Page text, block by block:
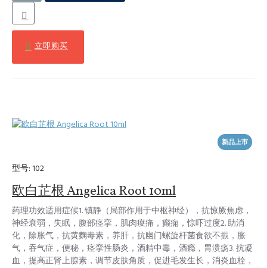
立即购买
新品上市
型号: 102
欧白芷根 Angelica Root 10ml
药理功效适用症候1. 镇静（局部作用于中枢神经），抗惊厥焦虑，
神经衰弱，失眠，腹部痉挛，肌肉痠痛，癫痫，惊吓过度2. 助消
化，除胀气，抗黄麴毒素，养肝，抗幽门螺旋杆菌食欲不振，胀
气，吞气症，便秘，痉挛性肠炎，酒精中毒，酒瘾，胃溃疡3. 抗凝
血，提高正肾上腺素，调节皮肤角质，促进毛发生长，消炎血栓，